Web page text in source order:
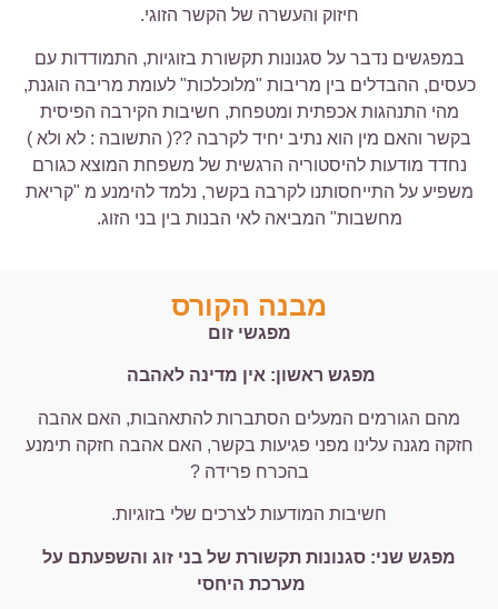
חיזוק והעשרה של הקשר הזוגי.
במפגשים נדבר על סגנונות תקשורת בזוגיות, התמודדות עם
כעסים, ההבדלים בין מריבות "מלוכלכות" לעומת מריבה הוגנת,
מהי התנהגות אכפתית ומטפחת, חשיבות הקירבה הפיסית
בקשר והאם מין הוא נתיב יחיד לקרבה ??( התשובה : לא ולא )
נחדד מודעות להיסטוריה הרגשית של משפחת המוצא כגורם
משפיע על התייחסותנו לקרבה בקשר, נלמד להימנע מ "קריאת
מחשבות" המביאה לאי הבנות בין בני הזוג.
מבנה הקורס
מפגשי זום
מפגש ראשון: אין מדינה לאהבה
מהם הגורמים המעלים הסתברות להתאהבות, האם אהבה
חזקה מגנה עלינו מפני פגיעות בקשר, האם אהבה חזקה תימנע
בהכרח פרידה ?
חשיבות המודעות לצרכים שלי בזוגיות.
מפגש שני: סגנונות תקשורת של בני זוג והשפעתם על
מערכת היחסי